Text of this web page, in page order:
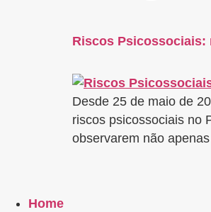
Riscos Psicossociais:
Desde 25 de maio de
riscos psicossociais no
observarem não
Home